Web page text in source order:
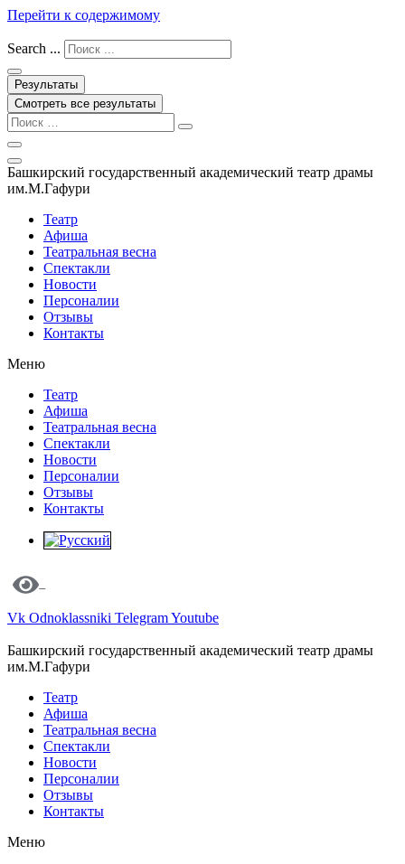
Перейти к содержимому
Search ...
Результаты
Смотреть все результаты
Башкирский государственный академический театр драмы
им.М.Гафури
Театр
Афиша
Театральная весна
Спектакли
Новости
Персоналии
Отзывы
Контакты
Меню
Театр
Афиша
Театральная весна
Спектакли
Новости
Персоналии
Отзывы
Контакты
Vk Odnoklassniki TelegramYoutube
Башкирский государственный академический театр драмы
им.М.Гафури
Театр
Афиша
Театральная весна
Спектакли
Новости
Персоналии
Отзывы
Контакты
Меню